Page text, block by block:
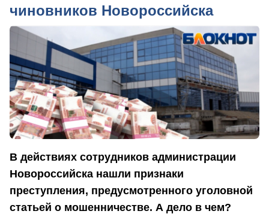
чиновников Новороссийска
В действиях сотрудников администрации
Новороссийска нашли признаки
преступления, предусмотренного уголовной
статьей о мошенничестве. А дело в чем?